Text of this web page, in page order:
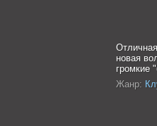
новая
громкие
Жанр: